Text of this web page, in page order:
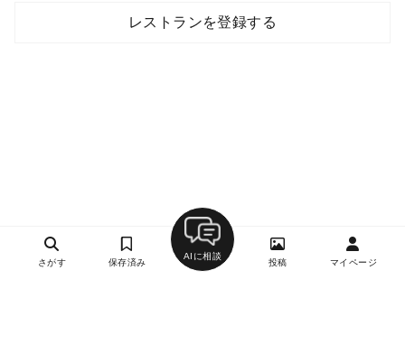
レストランを登録する
さがす 保存済み
AIに相談
投稿 マイページ